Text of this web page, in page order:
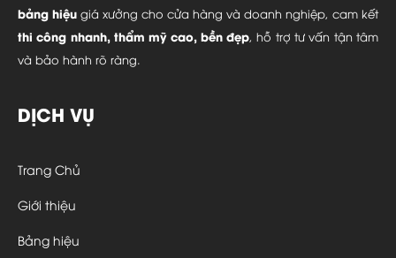
bảng hiệu giá xưởng cho cửa hàng và doanh nghiệp, cam kết
thi công nhanh, thẩm mỹ cao, bền đẹp, hỗ trợ tư vấn tận tâm
và bảo hành rõ ràng.
DỊCH VỤ
Trang Chủ
Giới thiệu
Bảng hiệu